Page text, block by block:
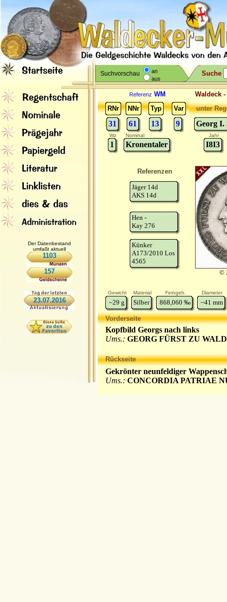
Suchvorschau
an
aus
Suche
Der Datenbestand
umfaßt aktuell
1103
157
23.07.2016
Referenz WM
RNr
NNr Typ Var
31 61 13 9
unter
Georg I.
Wz Nominal Jahr
1 Kronentaler I8I3
Referenzen
Jäger 14d
AKS 14d
Hen -
Kay 276
Künker
A173/2010 Los
4565
©
Gewicht Material Feingeh. Diameter
~29 g Silber 868,060 ‰ ~41 mm
Vorderseite
Kopfbild Georgs nach links
Ums.: GEORG FÜRST ZU
Rückseite
Gekrönter neunfeldiger
Ums.: CONCORDIA PATRIAE